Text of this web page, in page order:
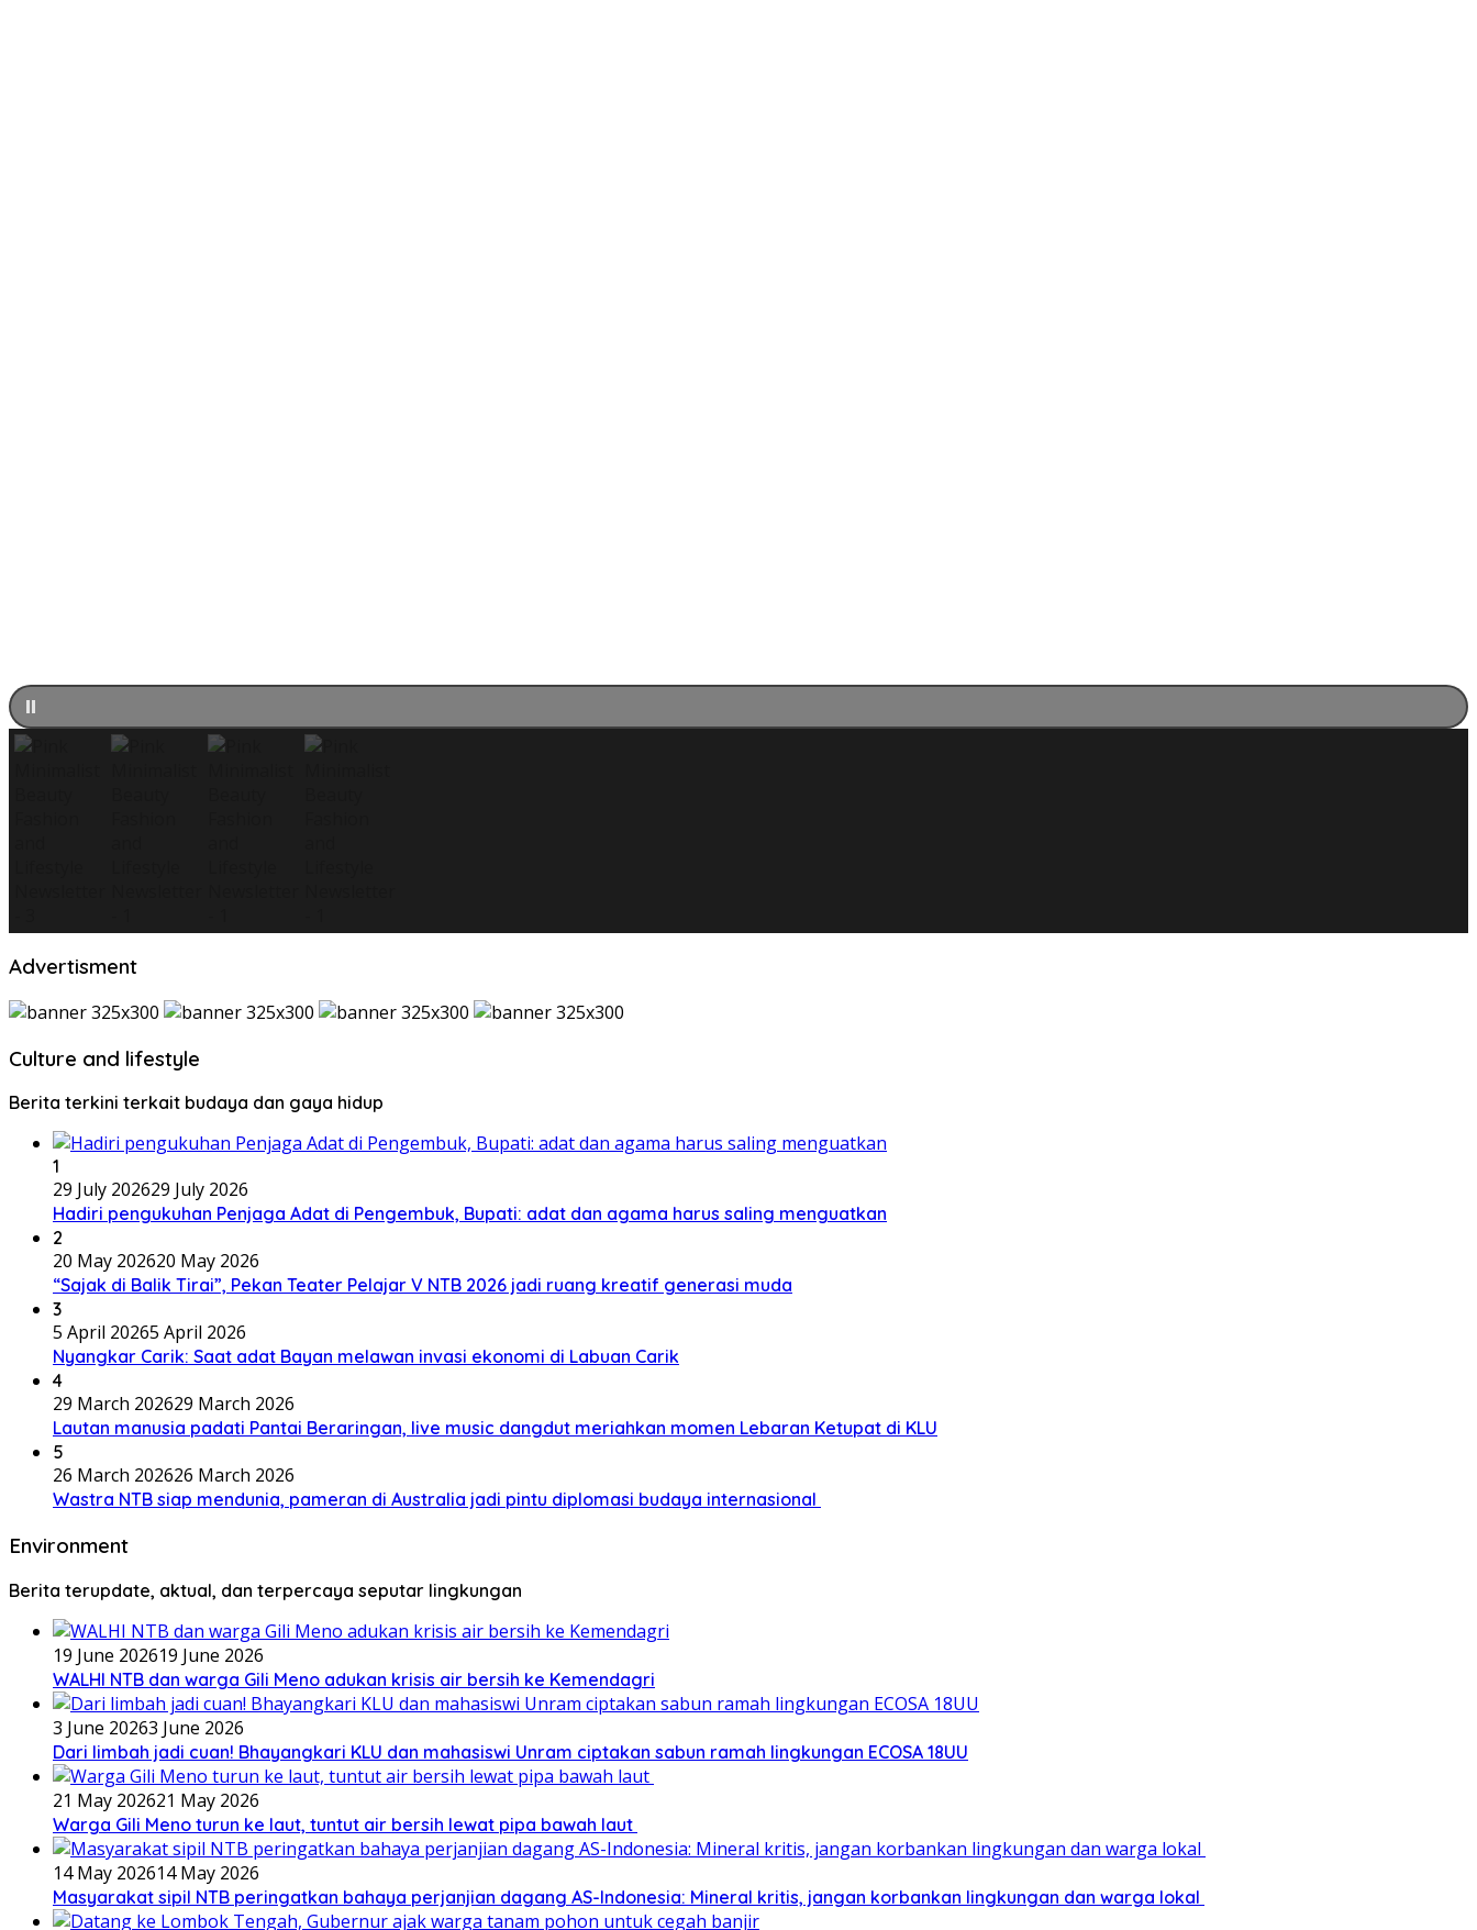
Advertisment
Culture and lifestyle
Berita terkini terkait budaya dan gaya hidup
1
29 July 202629 July 2026
Hadiri pengukuhan Penjaga Adat di Pengembuk, Bupati: adat dan agama harus saling menguatkan
2
20 May 202620 May 2026
“Sajak di Balik Tirai”, Pekan Teater Pelajar V NTB 2026 jadi ruang kreatif generasi muda
3
5 April 20265 April 2026
Nyangkar Carik: Saat adat Bayan melawan invasi ekonomi di Labuan Carik
4
29 March 202629 March 2026
Lautan manusia padati Pantai Beraringan, live music dangdut meriahkan momen Lebaran Ketupat di KLU
5
26 March 202626 March 2026
Wastra NTB siap mendunia, pameran di Australia jadi pintu diplomasi budaya internasional
Environment
Berita terupdate, aktual, dan terpercaya seputar lingkungan
19 June 202619 June 2026
WALHI NTB dan warga Gili Meno adukan krisis air bersih ke Kemendagri
3 June 20263 June 2026
Dari limbah jadi cuan! Bhayangkari KLU dan mahasiswi Unram ciptakan sabun ramah lingkungan ECOSA 18UU
21 May 202621 May 2026
Warga Gili Meno turun ke laut, tuntut air bersih lewat pipa bawah laut
14 May 202614 May 2026
Masyarakat sipil NTB peringatkan bahaya perjanjian dagang AS-Indonesia: Mineral kritis, jangan korbankan lingkungan dan warga lokal